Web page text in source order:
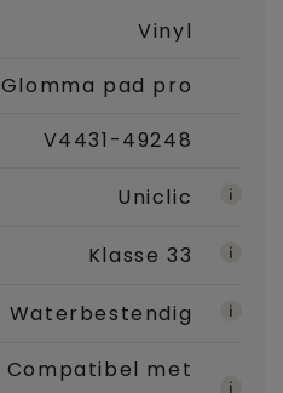
Vinyl
Glomma pad pro
V4431-49248
Uniclic
Klasse 33
Waterbestendig
Compatibel met